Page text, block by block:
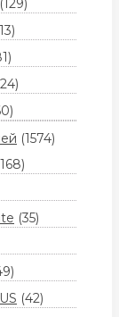
(129)
(1574)
(35)
(42)